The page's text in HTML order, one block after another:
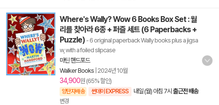
Where's Wally? Wow 6 Books Box Set : 월
리를 찾아라 6종 + 퍼즐 세트 (6 Paperbacks +
Puzzle) - 6 original paperback Wally books plus a jigsa
w, with a foiled slipcase
마틴 핸드포드
Walker Books 2024년 10월
34,900원 (65% 할인)
양탄자배송 썬데이 EXPRESS 내일 (월) 아침 7시 출근전 배송
변경